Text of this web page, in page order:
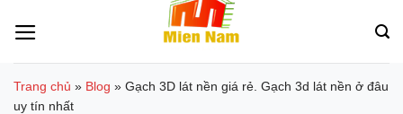
qua
Trang chủ » Blog » Gạch 3D lát nền giá rẻ. Gạch 3d lát nền ở đâu
uy tín nhất